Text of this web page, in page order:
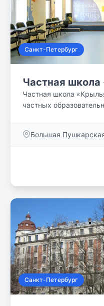
Санкт-Петербург
Частная
Частная школа
частных
для обучения,
Большая
Санкт-Петербург